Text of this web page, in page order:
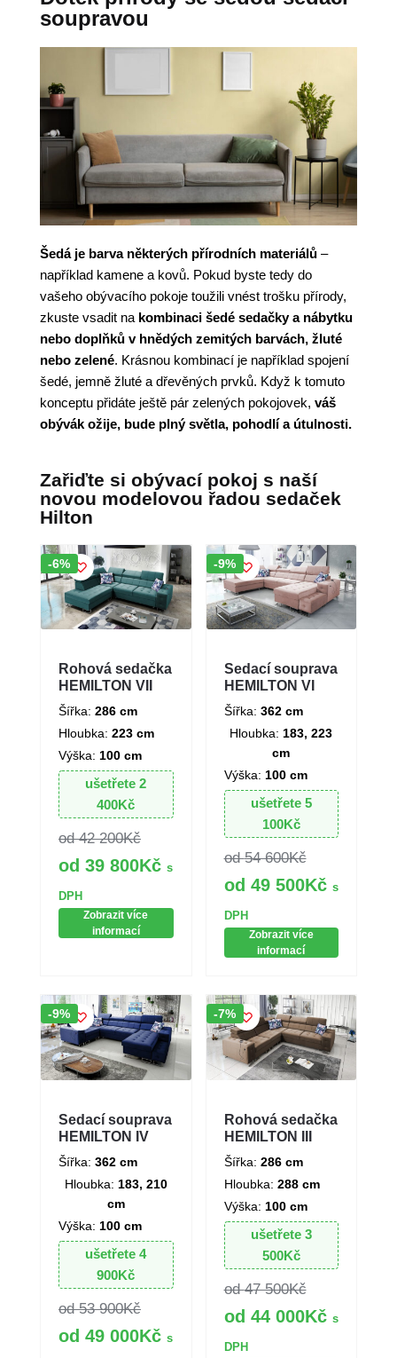
soupravou
Šedá je barva některých přírodních materiálů –
například kamene a kovů. Pokud byste tedy do
vašeho obývacího pokoje toužili vnést trošku přírody,
zkuste vsadit na kombinaci šedé sedačky a nábytku
nebo doplňků v hnědých zemitých barvách, žluté
nebo zelené. Krásnou kombinací je například spojení
šedé, jemně žluté a dřevěných prvků. Když k tomuto
konceptu přidáte ještě pár zelených pokojovek, váš
obývák ožije, bude plný světla, pohodlí a útulnosti.
Zařiďte si obývací pokoj s naší
novou modelovou řadou sedaček
Hilton
Sleva!
-6%
Rohová sedačka
HEMILTON VII
Šířka: 286 cm
Hloubka: 223 cm
Výška: 100 cm
ušetřete2
400Kč
42 200Kč
39 800Kč s
DPH
Zobrazit více
informací
Sleva!
-9%
Sedací souprava
HEMILTON VI
Šířka: 362 cm
Hloubka: 183, 223
cm
Výška: 100 cm
ušetřete 5
100Kč
54 600Kč
49 500Kč s
DPH
Zobrazit více
informací
Sleva!
-9%
Sedací souprava
HEMILTON IV
Šířka: 362 cm
Hloubka: 183, 210
cm
Výška: 100 cm
ušetřete4
900Kč
53 900Kč
49 000Kč s
Sleva!
-7%
Rohová sedačka
HEMILTON III
Šířka: 286 cm
Hloubka: 288 cm
Výška: 100 cm
ušetřete 3
500Kč
47 500Kč
44 000Kč s
DPH